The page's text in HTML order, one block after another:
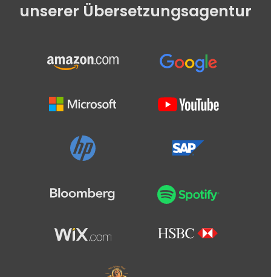
unserer Übersetzungsagentur